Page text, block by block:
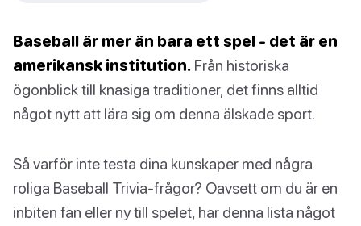
Baseball är mer än bara ett spel - det är en
amerikansk institution. Från historiska
ögonblick till knasiga traditioner, det finns alltid
något nytt att lära sig om denna älskade sport.
Så varför inte testa dina kunskaper med några
roliga Baseball Trivia-frågor? Oavsett om du är en
inbiten fan eller ny till spelet, har denna lista något